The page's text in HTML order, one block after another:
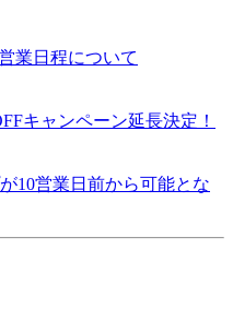
業日程について
キャンペーン延長決定！
10営業日前から可能とな